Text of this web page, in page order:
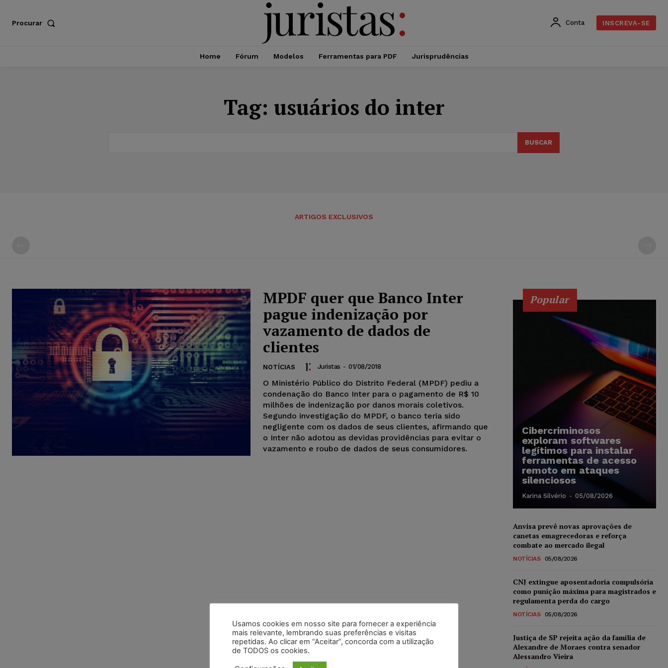
Procurar Conta INSCREVA-SE
Home Fórum Modelos Ferramentas para PDF Jurisprudências
Tag: usuários do inter
BUSCAR
ARTIGOS EXCLUSIVOS
MPDF quer que Banco Inter
pague indenização por
vazamento de dados de
clientes
NOTÍCIAS Juristas - 01/08/2018
O Ministério Público do Distrito Federal (MPDF) pediu a
condenação do Banco Inter para o pagamento de R$ 10
milhões de indenização por danos morais coletivos.
Segundo investigação do MPDF, o banco teria sido
negligente com os dados de seus clientes, afirmando que
o Inter não adotou as devidas providências para evitar o
vazamento e roubo de dados de seus consumidores.
Popular
Cibercriminosos
exploram softwares
legítimos para instalar
ferramentas de acesso
remoto em ataques
silenciosos
Karina Silvério - 05/08/2026
Anvisa prevê novas aprovações de
canetas emagrecedoras e reforça
combate ao mercado ilegal
NOTÍCIAS 05/08/2026
CNJ extingue aposentadoria compulsória
como punição máxima para magistrados e
regulamenta perda do cargo
NOTÍCIAS 05/08/2026
Justiça de SP rejeita ação da família de
Alexandre de Moraes contra senador
Alessandro Vieira
Usamos cookies em nosso site para fornecer a experiência
mais relevante, lembrando suas preferências e visitas
repetidas. Ao clicar em “Aceitar”, concorda com a utilização
de TODOS os cookies.